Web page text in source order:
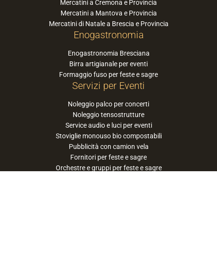
Mercatini a Cremona e Provincia
Mercatini a Mantova e Provincia
Mercatini di Natale a Brescia e Provincia
Enogastronomia
Enogastronomia Bresciana
Birra artigianale per eventi
Formaggio fuso per feste e sagre
Servizi per Eventi
Noleggio palco per concerti
Noleggio tensostrutture
Service audio e luci per eventi
Stoviglie monouso bio compostabili
Pubblicità con camion vela
Fornitori per feste e sagre
Orchestre e gruppi per feste e sagre